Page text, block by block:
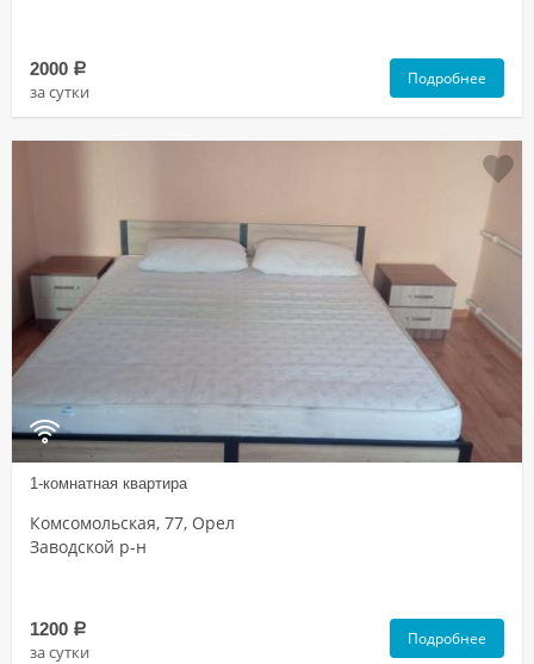
2000 a
за сутки
Подробнее
1-комнатная квартира
Комсомольская, 77, Орел
Заводской р-н
1200 a
за сутки
Подробнее